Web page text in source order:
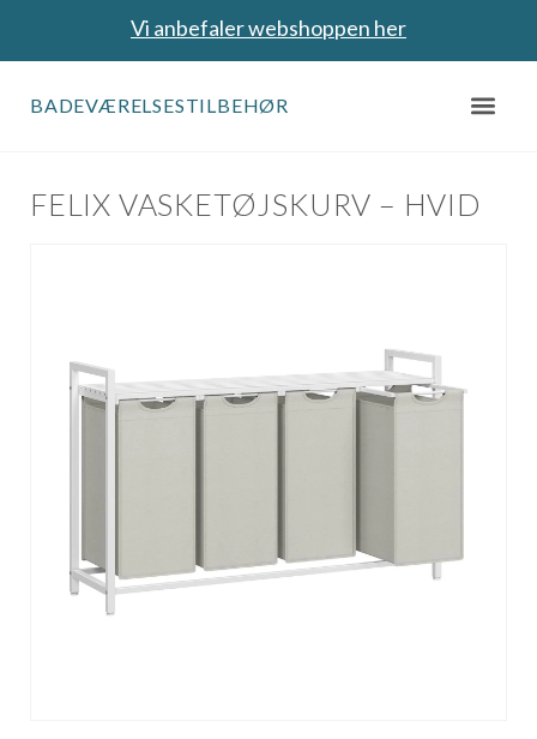
Vi anbefaler webshoppen her
BADEVÆRELSESTILBEHØR
FELIX VASKETØJSKURV – HVID